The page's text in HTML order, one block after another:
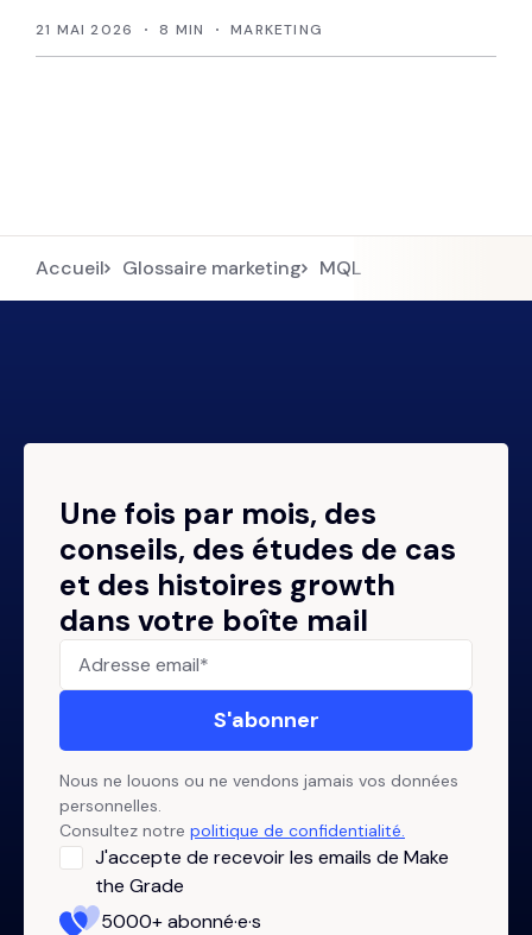
21 MAI 2026 8 MIN MARKETING
Accueil Glossaire marketing MQL
Une fois par mois, des
conseils, des études de cas
et des histoires growth
dans votre boîte mail
Nous ne louons ou ne vendons jamais vos données
personnelles.
Consultez notre politique de confidentialité.
J'accepte de recevoir les emails de Make
the Grade
5000+ abonné·e·s